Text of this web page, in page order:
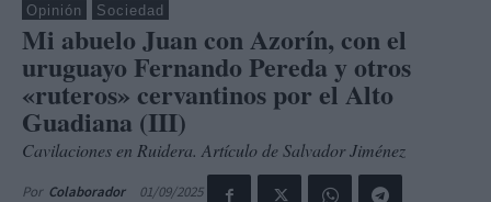
Opinión Sociedad
Mi abuelo Juan con Azorín, con el
uruguayo Fernando Pereda y otros
«ruteros» cervantinos por el Alto
Guadiana (III)
Cavilaciones en Ruidera. Artículo de Salvador Jiménez
Por Colaborador 01/09/2025